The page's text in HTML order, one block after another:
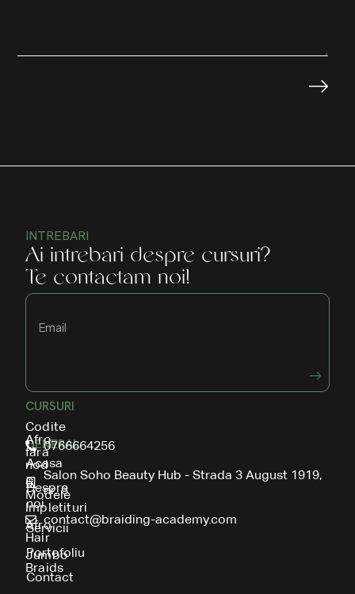
INTREBARI
Ai intrebari despre cursuri?
Te contactam noi!
GENERAL
Acasa
Despre
noi
Servicii
Portofoliu
Contact
CURSURI
Codite
Afro
fara
nod
6
Modele
Impletituri
Afro
Hair
Jumbo
Braids
0766664256
Salon Soho Beauty Hub - Strada 3 August 1919,
nr. 3
contact@braiding-academy.com